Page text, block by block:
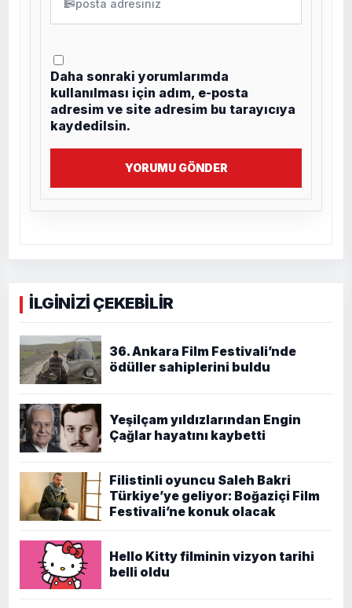
✉
Daha sonraki yorumlarımda
kullanılması için adım, e-posta
adresim ve site adresim bu tarayıcıya
kaydedilsin.
YORUMU GÖNDER
İLGİNİZİ ÇEKEBİLİR
36. Ankara Film Festivali’nde
ödüller sahiplerini buldu
Yeşilçam yıldızlarından Engin
Çağlar hayatını kaybetti
Filistinli oyuncu Saleh Bakri
Türkiye’ye geliyor: Boğaziçi Film
Festivali’ne konuk olacak
Hello Kitty filminin vizyon tarihi
belli oldu